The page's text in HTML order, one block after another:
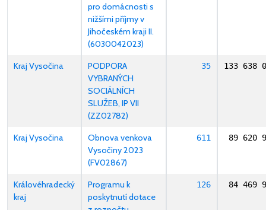
pro domácnosti s
nižšími příjmy v
Jihočeském kraji II.
(6030042023)
Kraj Vysočina
PODPORA
VYBRANÝCH
SOCIÁLNÍCH
SLUŽEB, IP VII
(ZZ02782)
35 133 638
Kraj Vysočina
Obnova venkova
Vysočiny 2023
(FV02867)
611 89 620
Královéhradecký
kraj
Programu k
poskytnutí dotace
126 84 469